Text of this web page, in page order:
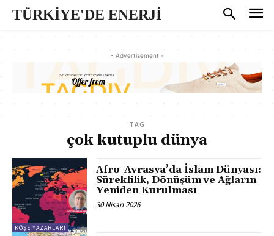
TÜRKİYE'DE ENERJİ
- Advertisement -
TAG
çok kutuplu dünya
KÖŞE YAZARLARI
Afro-Avrasya’da İslam Dünyası:
Süreklilik, Dönüşüm ve Ağların
Yeniden Kurulması
30 Nisan 2026